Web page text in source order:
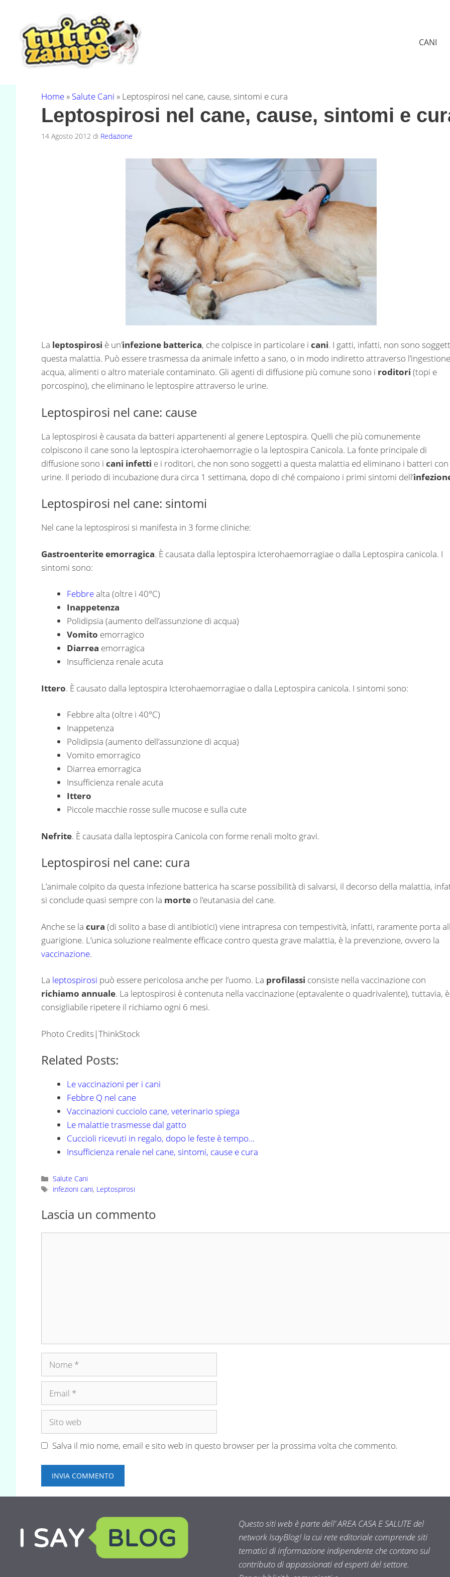
contenuto
CANI
Home» Salute Cani » Leptospirosi nel cane, cause, sintomi e cura
Leptospirosi nel cane, cause, sintomi e
14 Agosto 2012 di Redazione
La leptospirosi è un’infezione batterica, che colpisce in particolare i cani. I gatti, infatti, non sono
questa malattia. Può essere trasmessa da animale infetto a sano, o in modo indiretto attraverso
acqua, alimenti o altro materiale contaminato. Gli agenti di diffusione più comune sono i roditori (topi e
porcospino), che eliminano le leptospire attraverso le urine.
Leptospirosi nel cane: cause
La leptospirosi è causata da batteri appartenenti al genere Leptospira. Quelli che più comunemente
colpiscono il cane sono la leptospira icterohaemorragie o la leptospira Canicola. La fonte principale di
diffusione sono i cani infetti e i roditori, che non sono soggetti a questa malattia ed eliminano i batteri con
urine. Il periodo di incubazione dura circa 1 settimana, dopo di ché compaiono i primi sintomi dell’
Leptospirosi nel cane: sintomi
Nel cane la leptospirosi si manifesta in 3 forme cliniche:
Gastroenterite emorragica. È causata dalla leptospira Icterohaemorragiae o dalla Leptospira canicola. I
sintomi sono:
Febbrealta (oltre i 40°C)
Inappetenza
Polidipsia (aumento dell’assunzione di acqua)
Vomito emorragico
Diarrea emorragica
Insufficienza renale acuta
Ittero. È causato dalla leptospira Icterohaemorragiae o dalla Leptospira canicola. I sintomi sono:
Febbre alta (oltre i 40°C)
Inappetenza
Polidipsia (aumento dell’assunzione di acqua)
Vomito emorragico
Diarrea emorragica
Insufficienza renale acuta
Ittero
Piccole macchie rosse sulle mucose e sulla cute
Nefrite. È causata dalla leptospira Canicola con forme renali molto gravi.
Leptospirosi nel cane: cura
L’animale colpito da questa infezione batterica ha scarse possibilità di salvarsi, il decorso della malattia,
si conclude quasi sempre con la morte o l’eutanasia del cane.
Anche se la cura (di solito a base di antibiotici) viene intrapresa con tempestività, infatti, raramente porta
guarigione. L’unica soluzione realmente efficace contro questa grave malattia, è la prevenzione, ovvero la
vaccinazione.
La leptospirosi può essere pericolosa anche per l’uomo. La profilassi consiste nella vaccinazione con
richiamo annuale. La leptospirosi è contenuta nella vaccinazione (eptavalente o quadrivalente), tuttavia, è
consigliabile ripetere il richiamo ogni 6 mesi.
Photo Credits|ThinkStock
Related Posts:
Le vaccinazioni per i cani
Febbre Q nel cane
Vaccinazioni cucciolo cane, veterinario spiega
Le malattie trasmesse dal gatto
Cuccioli ricevuti in regalo, dopo le feste è tempo…
Insufficienza renale nel cane, sintomi, cause e cura
Categorie
Salute Cani
Tag
infezioni cani, Leptospirosi
Lascia un commento
Nome
Email
Sito
Salva il mio nome, email e sito web in questo browser per la prossima volta che commento.
Questo siti web è parte dell’ AREA CASA E SALUTE del
network IsayBlog! la cui rete editoriale comprende siti
tematici di informazione indipendente che contano sul
contributo di appassionati ed esperti del settore.